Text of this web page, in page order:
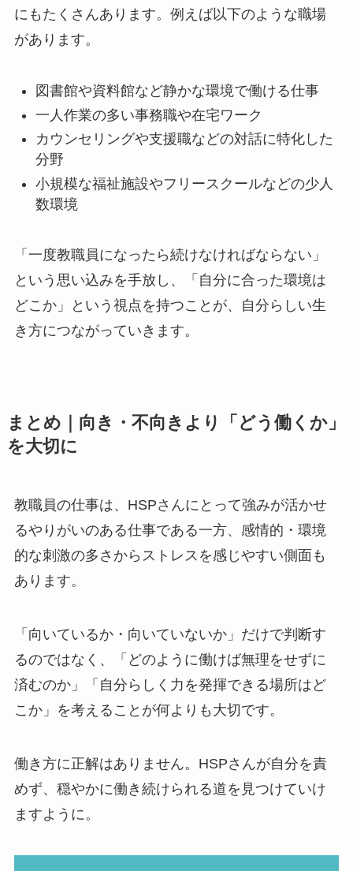
にもたくさんあります。例えば以下のような職場
があります。
図書館や資料館など静かな環境で働ける仕事
一人作業の多い事務職や在宅ワーク
カウンセリングや支援職などの対話に特化した
分野
小規模な福祉施設やフリースクールなどの少人
数環境
「一度教職員になったら続けなければならない」
という思い込みを手放し、「自分に合った環境は
どこか」という視点を持つことが、自分らしい生
き方につながっていきます。
まとめ｜向き・不向きより「どう働くか」
を大切に
教職員の仕事は、HSPさんにとって強みが活かせ
るやりがいのある仕事である一方、感情的・環境
的な刺激の多さからストレスを感じやすい側面も
あります。
「向いているか・向いていないか」だけで判断す
るのではなく、「どのように働けば無理をせずに
済むのか」「自分らしく力を発揮できる場所はど
こか」を考えることが何よりも大切です。
働き方に正解はありません。HSPさんが自分を責
めず、穏やかに働き続けられる道を見つけていけ
ますように。